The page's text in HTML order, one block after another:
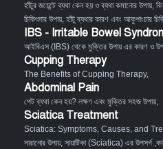
হাঁটুর জয়েন্টে ব্যথা কেন হয় ও ব্যথা কমানোর উপায়,
চিকিৎসার উপায়, হাঁটু ব্যথার কারণ এবং আকুপাংচার
IBS - Irritable Bowel
আইবিএস (IBS) থেকে মুক্তির উপায় এর কারণ ও
Cupping Therapy
The Benefits of Cupping Therapy,
Abdominal Pain
পেট ব্যথা কেন হয়? লক্ষণ এবং মুক্তির সহজ উপায়,
Sciatica Treatment
Sciatica: Symptoms, Causes, and
সারানোর উপায়, সায়াটিকা (Sciatica) এর উপসর্গ